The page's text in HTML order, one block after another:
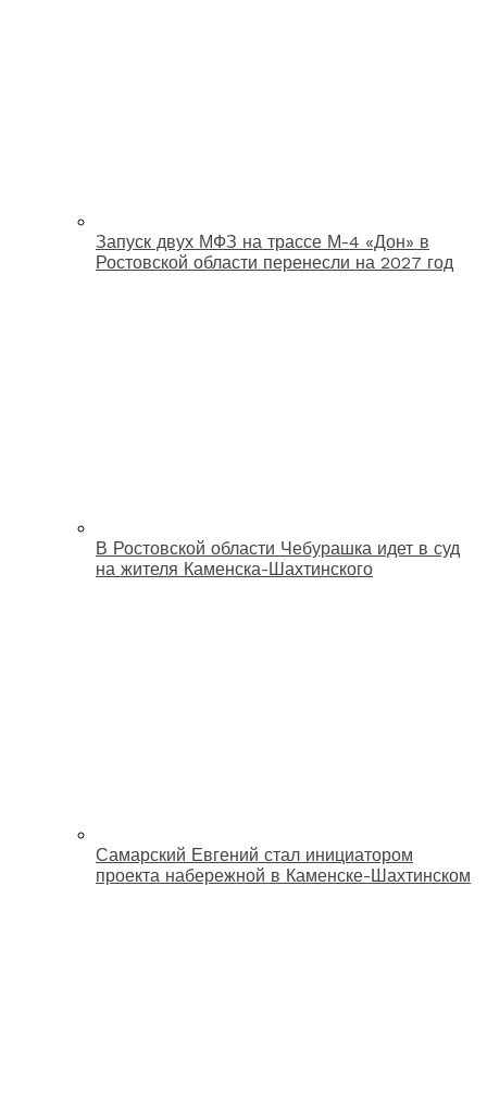
Запуск двух МФЗ на трассе М-4 «Дон» в
Ростовской области перенесли на 2027 год
В Ростовской области Чебурашка идет в суд
на жителя Каменска-Шахтинского
Самарский Евгений стал инициатором
проекта набережной в Каменске-Шахтинском